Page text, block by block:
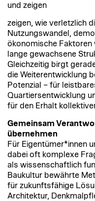
und zeigen
zeigen, wie verletzlich
Nutzungswandel,
ökonomische
lange gewachsene
Gleichzeitig birgt
die Weiterentwicklung
Potenzial – für
Quartiersentwicklung
für den Erhalt
Gemeinsam
übernehmen
Für Eigentümer*innen
dabei oft komplexe
als wissenschaftlich
Baukultur bewährte
für zukunftsfähige
Architektur,